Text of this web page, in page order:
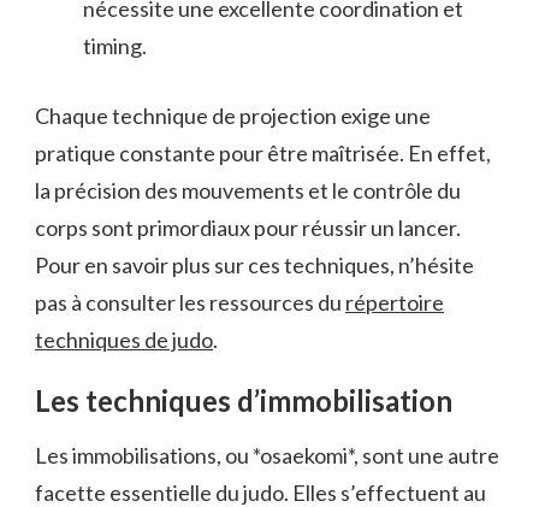
nécessite une excellente coordination et
timing.
Chaque technique de projection exige une
pratique constante pour être maîtrisée. En effet,
la précision des mouvements et le contrôle du
corps sont primordiaux pour réussir un lancer.
Pour en savoir plus sur ces techniques, n’hésite
pas à consulter les ressources du répertoire
techniques de judo.
Les techniques d’immobilisation
Les immobilisations, ou *osaekomi*, sont une autre
facette essentielle du judo. Elles s’effectuent au